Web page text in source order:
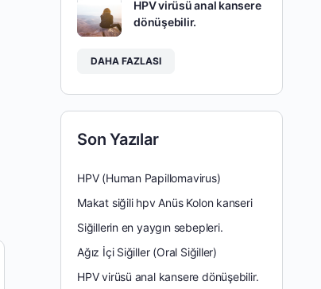
HPV virüsü anal kansere
dönüşebilir.
DAHA FAZLASI
Son Yazılar
HPV (Human Papillomavirus)
Makat siğili hpv Anüs Kolon kanseri
Siğillerin en yaygın sebepleri.
Ağız İçi Siğiller (Oral Siğiller)
HPV virüsü anal kansere dönüşebilir.